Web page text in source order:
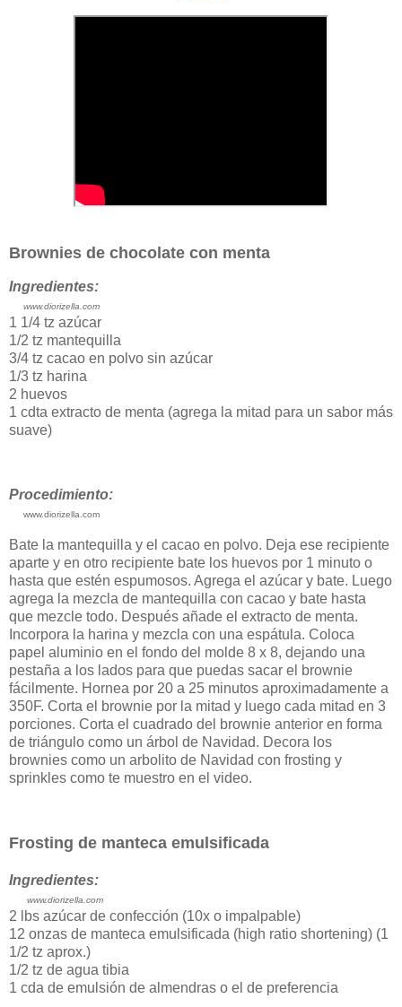
Brownies de chocolate con menta
Ingredientes:
www.diorizella.com
1 1/4 tz azúcar
1/2 tz mantequilla
3/4 tz cacao en polvo sin azúcar
1/3 tz harina
2 huevos
1 cdta extracto de menta (agrega la mitad para un sabor más
suave)
Procedimiento:
www.diorizella.com
Bate la mantequilla y el cacao en polvo. Deja ese recipiente
aparte y en otro recipiente bate los huevos por 1 minuto o
hasta que estén espumosos. Agrega el azúcar y bate. Luego
agrega la mezcla de mantequilla con cacao y bate hasta
que mezcle todo. Después añade el extracto de menta.
Incorpora la harina y mezcla con una espátula. Coloca
papel aluminio en el fondo del molde 8 x 8, dejando una
pestaña a los lados para que puedas sacar el brownie
fácilmente. Hornea por 20 a 25 minutos aproximadamente a
350F. Corta el brownie por la mitad y luego cada mitad en 3
porciones. Corta el cuadrado del brownie anterior en forma
de triángulo como un árbol de Navidad. Decora los
brownies como un arbolito de Navidad con frosting y
sprinkles como te muestro en el video.
Frosting de manteca emulsificada
Ingredientes:
www.diorizella.com
2 lbs azúcar de confección (10x o impalpable)
12 onzas de manteca emulsificada (high ratio shortening) (1
1/2 tz aprox.)
1/2 tz de agua tibia
1 cda de emulsión de almendras o el de preferencia